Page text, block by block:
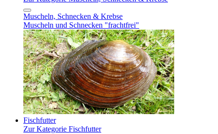
Muscheln, Schnecken & Krebse
Muscheln und Schnecken "frachtfrei"
Fischfutter
Zur Kategorie Fischfutter